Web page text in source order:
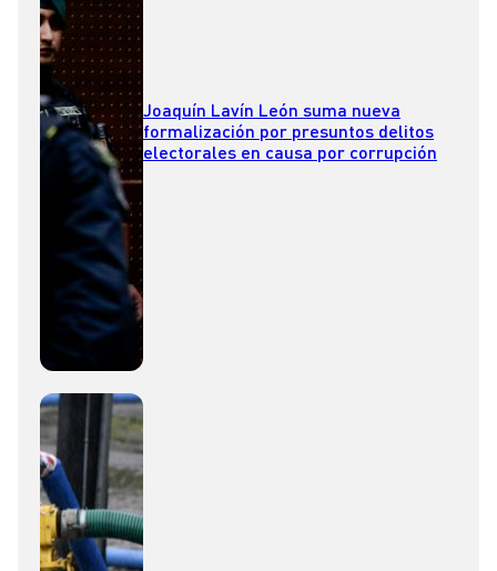
Joaquín Lavín León suma nueva
formalización por presuntos delitos
electorales en causa por corrupción